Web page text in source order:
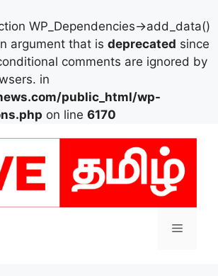
WP_Dependencies->add_data()
argument that is deprecated since
comments are ignored by
in
public_html/wp-
on line 6170
Menu